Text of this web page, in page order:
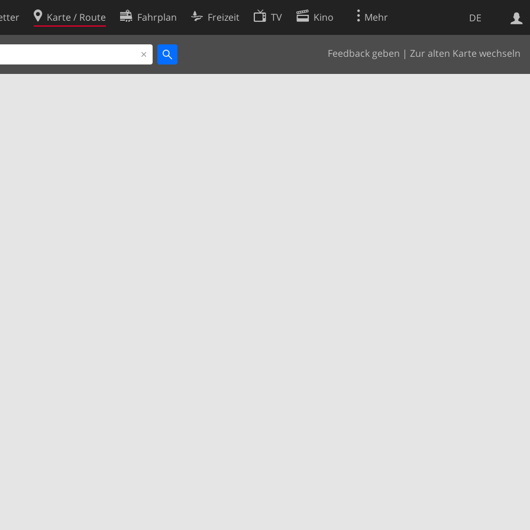
DE
Karte / Route Fahrplan Freizeit TV Kino Mehr
Feedback geben | Zur alten Karte wechseln
Websuche
Cookie-Richtlinie
Cookie-Einstellungen